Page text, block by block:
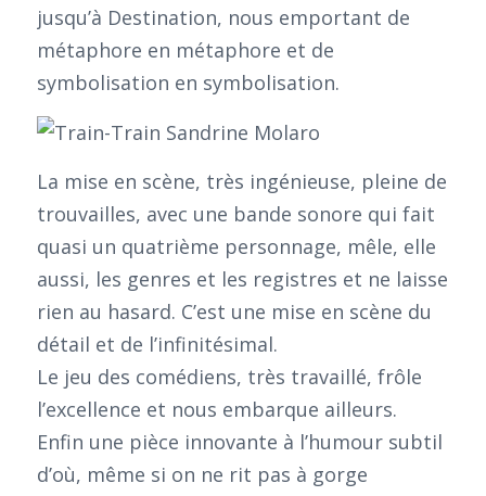
jusqu’à Destination, nous emportant de
métaphore en métaphore et de
symbolisation en symbolisation.
La mise en scène, très ingénieuse, pleine de
trouvailles, avec une bande sonore qui fait
quasi un quatrième personnage, mêle, elle
aussi, les genres et les registres et ne laisse
rien au hasard. C’est une mise en scène du
détail et de l’infinitésimal.
Le jeu des comédiens, très travaillé, frôle
l’excellence et nous embarque ailleurs.
Enfin une pièce innovante à l’humour subtil
d’où, même si on ne rit pas à gorge